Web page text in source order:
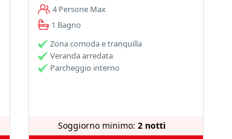
4 Persone Max
1 Bagno
Zona comoda e tranquilla
Veranda arredata
Parcheggio interno
Soggiorno minimo: 2 notti